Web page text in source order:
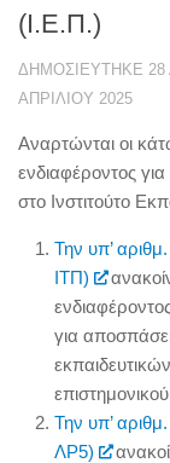
(Ι.Ε.Π.)
ΔΗΜΟΣΙΕΎΤΗΚΕ 28
ΑΠΡΙΛΊΟΥ 2025
Αναρτώνται οι
ενδιαφέροντος
στο Ινστιτούτο
Την υπ’
ΙΤΠ)
για
Την υπ’
ΛΡ5)